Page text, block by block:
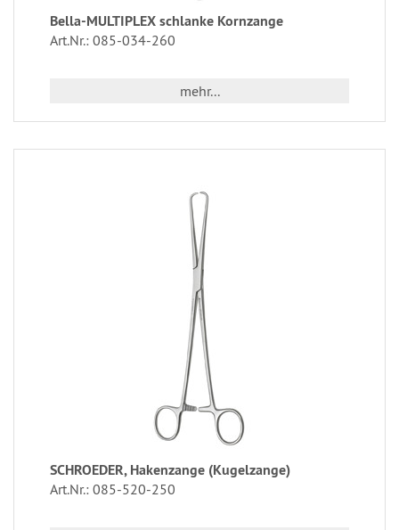
Bella-MULTIPLEX schlanke Kornzange
Art.Nr.: 085-034-260
mehr...
SCHROEDER, Hakenzange (Kugelzange)
Art.Nr.: 085-520-250